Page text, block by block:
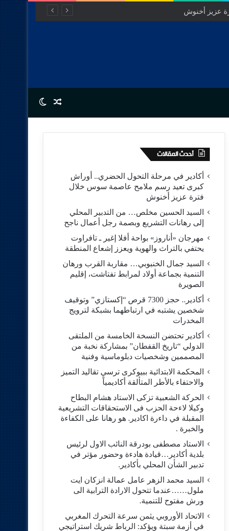
Random Article
Switch skin
أحدث المقالات
أكادير في مرحلة التحول الحضري.. أوراش
كبرى تعيد رسم ملامح عاصمة سوس خلال
فترة عزيز أخنوش
السيد الحسين مخلص… من التدبير المحلي
إلى رهانات التشريع وبصمة رجل أعمال ناجح
مهرجان «أناروز» بواحة أفلا إغير ـ تافراوت
يحتفي بالتراث والهوية ويعزز إشعاع المنطقة
السيد جمال الخنبوبي… مقاربة القرب ورهان
التنمية بجماعة أولاد لمرابط تفتاشت، إقليم
الصويرة
أكادير.. حجز 7300 قرص “إكستازي” وتوقيف
شخصين يشتبه في ارتباطهما بشبكة لترويج
المخدرات
أكادير تحتضن النسخة الخامسة من الملتقى
الدولي “تاريخ القفطان” بمشاركة نخبة من
المصممين وشخصيات دبلوماسية وفنية
المحكمة الابتدائية ببيوكرى ترسي تقاليد التميز
والاحتفاء بالأطر المتألقة أكاديمياً
الحركة الشعبية تزكى الاستاد هشام البطاح
وكيلا لاءحة الحزب فى الاستحقاقات التشريعية
المقبلة في داءرة اكادير. هو رهانا على الكفاءة
والخبرة .
الاستاد مصطفى بودرقة النائب الاول لرئيس
بلدية أكادير…قيادة هادءة وحضور مؤتر في
تدبير الشأن المحلي بأكادير.
السيد محمد الزهر عامل عمالة انزكان ايت
ملول……عندما تتحول الارادة الترابية الى
ورش مفتوح للتنمية.
الاتحاد الأوروبي يثمن سرعة التحرك المغربي
في أزمة سبتة ويؤكد: الرباط شريك استراتيجي